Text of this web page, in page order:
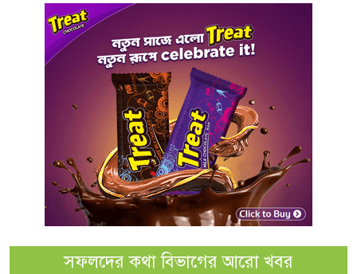
সফলদের কথা বিভাগের আরো খবর